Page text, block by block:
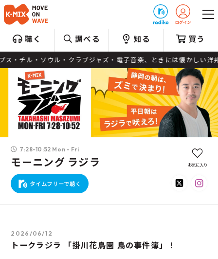
聴く 調べる 知る 買う
ウル・クラブジャズ・電子音楽、ときには懐かしい洋邦
7:28-10:52 Mon - Fri
モーニング ラジラ
タイムフリーで聴く
お気に入り
2026/06/12
トークラジラ 「掛川花鳥園 鳥の事件簿」！